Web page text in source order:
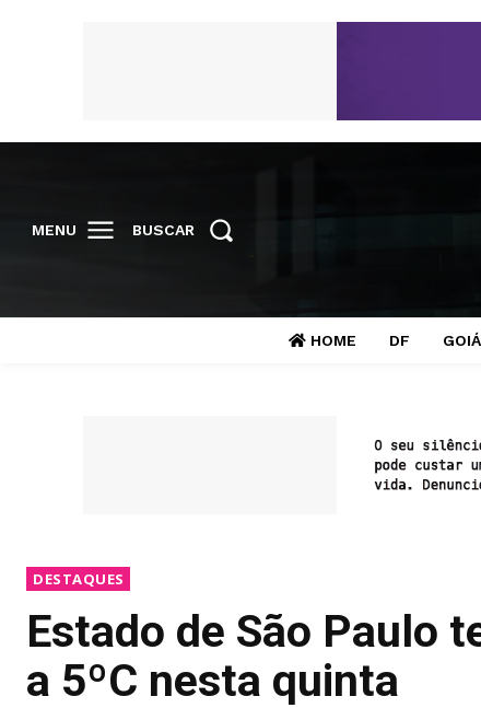
MENU BUSCAR
HOME DF
DESTAQUES
Estado de São Paulo
a 5ºC nesta quinta